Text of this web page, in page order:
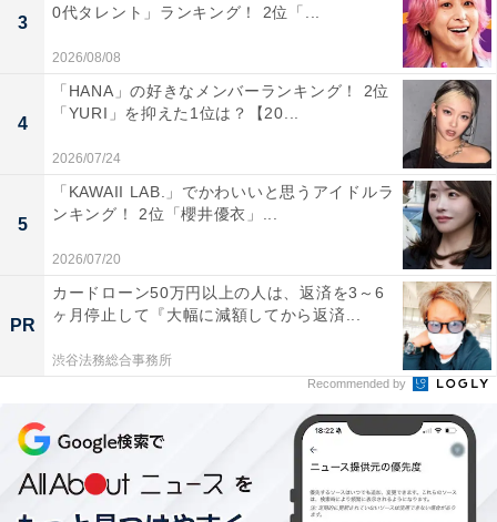
次ページ
10位までの全ランキング結果を見
る
3
0代タレント」ランキング！ 2位「...
2026/08/08
4
「HANA」の好きなメンバーランキング！ 2位
「YURI」を抑えた1位は？【20...
2026/07/24
5
「KAWAII LAB.」でかわいいと思うアイドルラ
ンキング！ 2位「櫻井優衣」...
2026/07/20
PR
カードローン50万円以上の人は、返済を3～6
ヶ月停止して『大幅に減額してから返済...
渋谷法務総合事務所
Recommended by